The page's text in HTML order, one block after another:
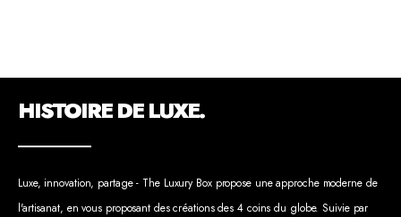
HISTOIRE DE LUXE.
Luxe, innovation, partage - The Luxury Box propose une approche moderne de
l'artisanat, en vous proposant des créations des 4 coins du globe. Suivie par